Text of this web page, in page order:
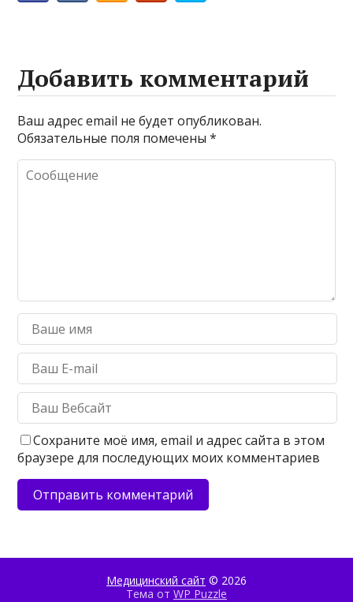
Добавить комментарий
Ваш адрес email не будет опубликован.
Обязательные поля помечены*
Сохраните моё имя, email и адрес сайта в этом
браузере для последующих моих комментариев
Медицинский сайт © 2026
Тема от WP Puzzle